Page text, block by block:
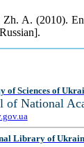
A. (2010).
of Sciences of
of National
Library of